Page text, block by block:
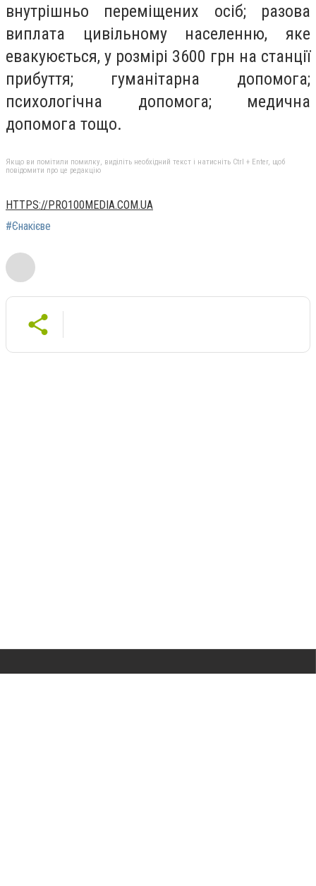
внутрішньо переміщених осіб; разова
виплата цивільному населенню, яке
евакуюється, у розмірі 3600 грн на станції
прибуття; гуманітарна допомога;
психологічна допомога; медична
допомога тощо.
Якщо ви помітили помилку, виділіть необхідний текст і натисніть Ctrl + Enter, щоб
повідомити про це редакцію
HTTPS://PRO100MEDIA.COM.UA
#Єнакієве